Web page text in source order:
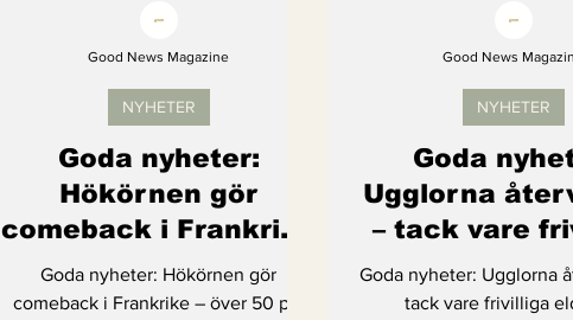
Goda nyheter:
Hökörnen gör
comeback i Frankrike
– över 50 par för
första gången på
Goda nyheter: Hökörnen gör
comeback i Frankrike – över 50 par
NYHETER
Good News Magazine
Goda
Ugglorna
– tack vare
Goda nyheter: Ugglorna
tack vare frivilliga
NYHETER
Good News